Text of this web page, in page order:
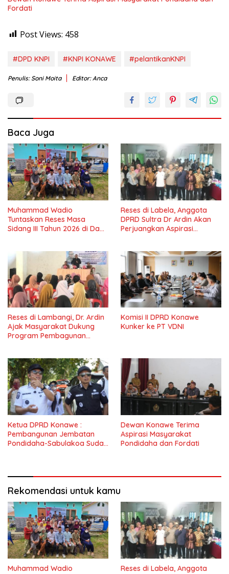
Fordati
Post Views: 458
#DPD KNPI #KNPI KONAWE #pelantikanKNPI
Penulis: Soni Moita Editor: Anca
Baca Juga
Muhammad Wadio
Tuntaskan Reses Masa
Sidang III Tahun 2026 di Dapil
Reses di Labela, Anggota
DPRD Sultra Dr Ardin Akan
Perjuangkan Aspirasi
Reses di Lambangi, Dr. Ardin
Ajak Masyarakat Dukung
Program Pembagunan
Komisi II DPRD Konawe
Kunker ke PT VDNI
Ketua DPRD Konawe :
Pembangunan Jembatan
Pondidaha-Sabulakoa Sudah
Dewan Konawe Terima
Aspirasi Masyarakat
Pondidaha dan Fordati
Rekomendasi untuk kamu
Muhammad Wadio
Reses di Labela, Anggota